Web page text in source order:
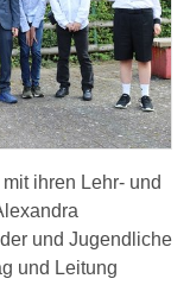
ihren Lehr- und
und Jugendliche
und Leitung